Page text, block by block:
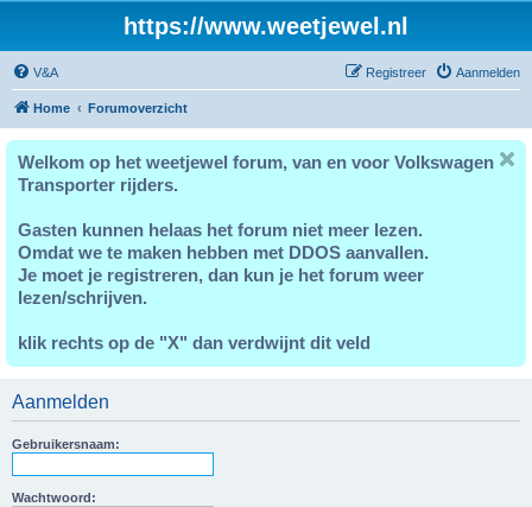
https://www.weetjewel.nl
V&A Aanmelden
Registreer
Home Forumoverzicht
Welkom op het weetjewel forum, van en voor Volkswagen
Transporter rijders.
Gasten kunnen helaas het forum niet meer lezen.
Omdat we te maken hebben met DDOS aanvallen.
Je moet je registreren, dan kun je het forum weer
lezen/schrijven.
klik rechts op de "X" dan verdwijnt dit veld
Aanmelden
Gebruikersnaam:
Wachtwoord: